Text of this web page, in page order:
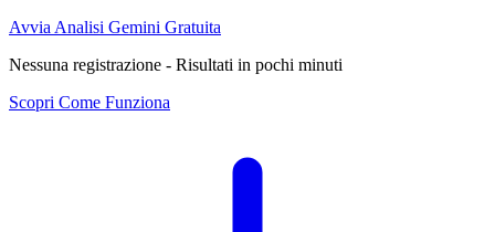
Avvia Analisi Gemini Gratuita
Nessuna registrazione - Risultati in pochi minuti
Scopri Come Funziona